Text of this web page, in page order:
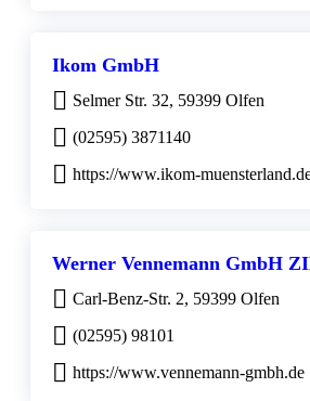
Ikom GmbH
Selmer Str. 32, 59399 Olfen
(02595) 3871140
https://www.ikom-
Werner Vennemann GmbH
Carl-Benz-Str. 2, 59399 Olfen
(02595) 98101
https://www.vennemann-gmbh.de